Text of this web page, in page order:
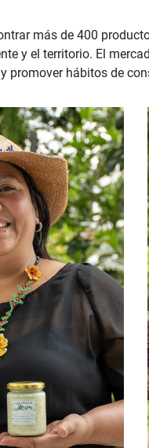
más de 400
y el territorio. El
promover hábitos de